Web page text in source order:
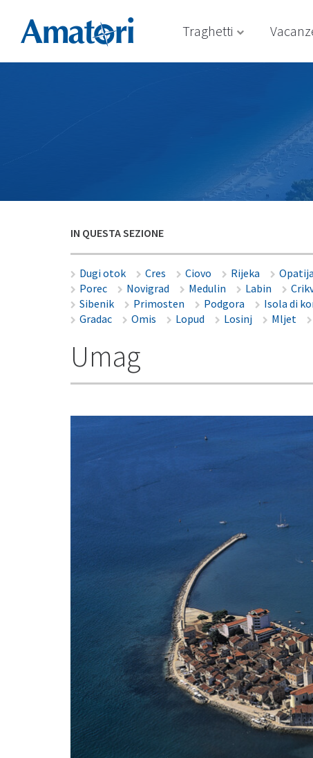
Traghetti
IN QUESTA SEZIONE
Dugi otok Cres Ciovo Rijeka Opatija
Porec
Novigrad Medulin Labin
Sibenik
Primosten Podgora Isola di
Gradac
Omis Lopud Losinj Mljet
Umag